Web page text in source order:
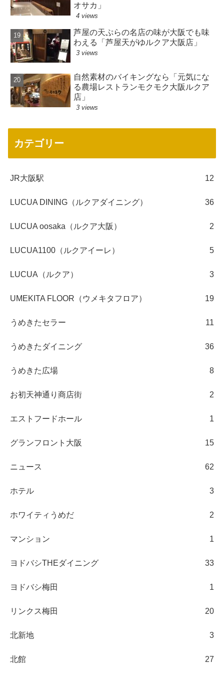
オサカ」
4 views
芦屋の天ぷらの名店の味が大阪でも味
わえる「芦屋天がゆルクア大阪店」
3 views
自然素材のバイキングなら「元気にな
る農場レストランモクモク大阪ルクア
店」
3 views
カテゴリー
JR大阪駅 12
LUCUA DINING（ルクアダイニング） 36
LUCUA oosaka（ルクア大阪） 2
LUCUA1100（ルクアイーレ） 5
LUCUA（ルクア） 3
UMEKITA FLOOR（ウメキタフロア） 19
うめきたセラー 11
うめきたダイニング 36
うめきた広場 8
お初天神通り商店街 2
エストフードホール 1
グランフロント大阪 15
ニュース 62
ホテル 3
ホワイティうめだ 2
マンション 1
ヨドバシTHEダイニング 33
ヨドバシ梅田 1
リンクス梅田 20
北新地 3
北館 27